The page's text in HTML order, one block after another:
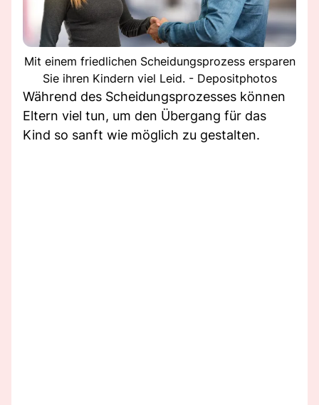
Mit einem friedlichen Scheidungsprozess ersparen
Sie ihren Kindern viel Leid. - Depositphotos
Während des Scheidungsprozesses können
Eltern viel tun, um den Übergang für das
Kind so sanft wie möglich zu gestalten.